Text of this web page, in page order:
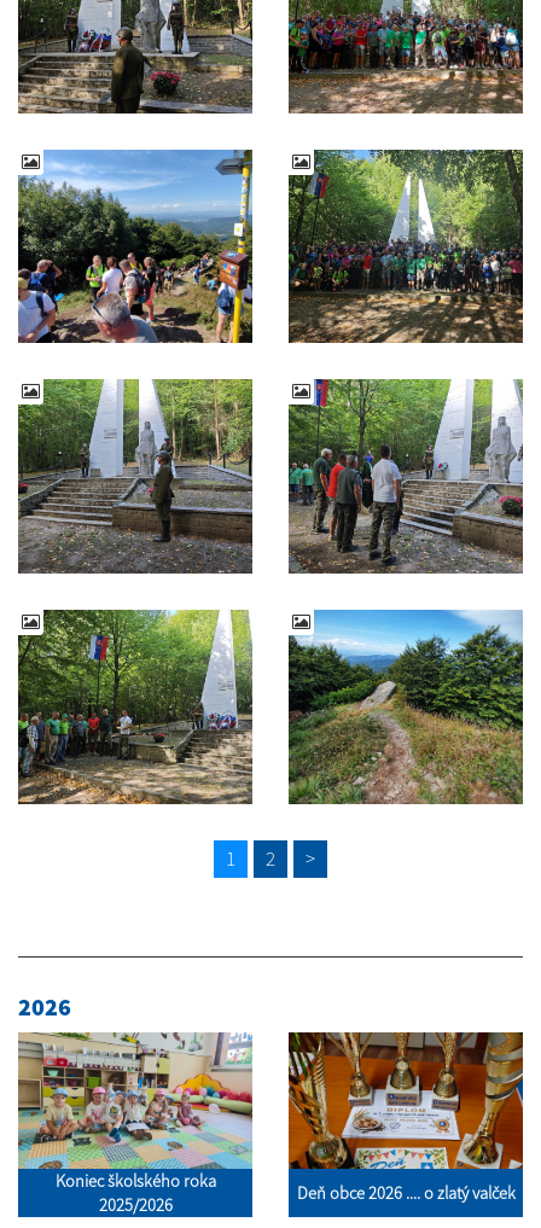
1 2 >
2026
Koniec školského roka
2025/2026
Deň obce 2026 .... o zlatý valček